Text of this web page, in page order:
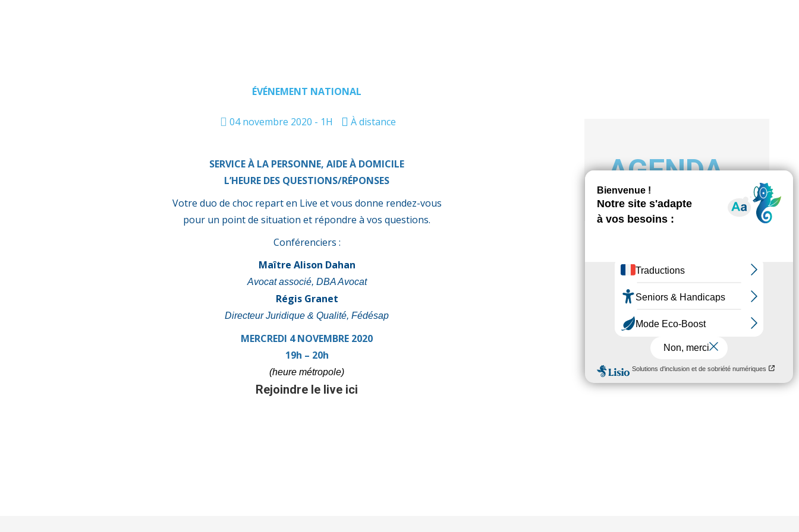
ÉVÉNEMENT NATIONAL
04 novembre 2020 - 1H À distance
SERVICE À LA PERSONNE, AIDE À DOMICILE
L’HEURE DES QUESTIONS/RÉPONSES
Votre duo de choc repart en Live et vous donne rendez-vous
pour un point de situation et répondre à vos questions.
Conférenciers :
Maître Alison Dahan
Avocat associé, DBA Avocat
Régis Granet
Directeur Juridique & Qualité, Fédésap
MERCREDI 4 NOVEMBRE 2020
19h – 20h
(heure métropole)
Rejoindre le live ici
AGENDA